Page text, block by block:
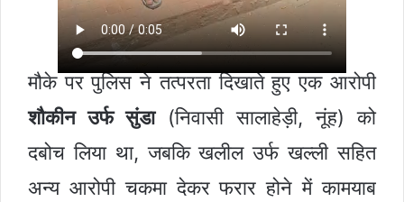
मौके पर पुलिस ने तत्परता दिखाते हुए एक आरोपी
शौकीन उर्फ सुंडा(निवासी सालाहेड़ी, नूंह) को
दबोच लिया था, जबकि खलील उर्फ खल्ली सहित
अन्य आरोपी चकमा देकर फरार होने में कामयाब